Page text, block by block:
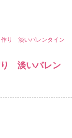
作り 淡いバレンタイン
り 淡いバレン